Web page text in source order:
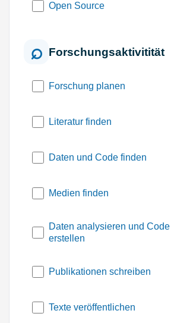
Open Source
Forschungsaktivitität
Forschung planen
Literatur finden
Daten und Code finden
Medien finden
Daten analysieren und Code
erstellen
Publikationen schreiben
Texte veröffentlichen